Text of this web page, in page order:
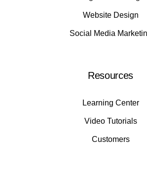
Website Design
Social Media
Resources
Learning Center
Video Tutorials
Customers